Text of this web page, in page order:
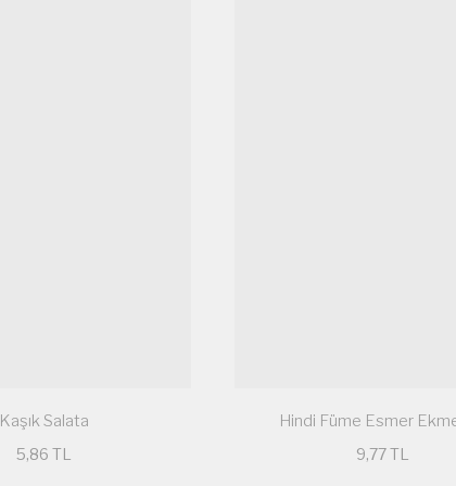
Kaşık Salata
5,86 TL
Hindi Füme Esmer
9,77 TL